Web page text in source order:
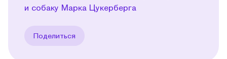
и собаку Марка Цукерберга
Поделиться